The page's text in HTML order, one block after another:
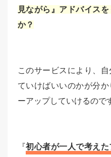
見ながら』アドバイス
か？
このサービスにより、
ていけばいいのかが分
ーアップしていけるので
『初心者が一人で考えた